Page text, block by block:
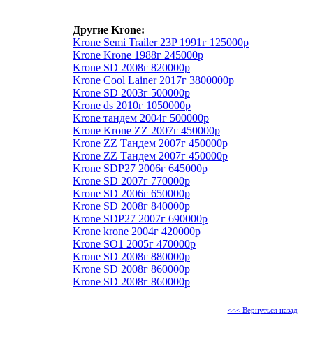
Другие Krone:
Krone Semi Trailer 23P 1991г 125000р
Krone Krone 1988г 245000р
Krone SD 2008г 820000р
Krone Cool Lainer 2017г 3800000р
Krone SD 2003г 500000р
Krone ds 2010г 1050000р
Krone тандем 2004г 500000р
Krone Krone ZZ 2007г 450000р
Krone ZZ Тандем 2007г 450000р
Krone ZZ Тандем 2007г 450000р
Krone SDP27 2006г 645000р
Krone SD 2007г 770000р
Krone SD 2006г 650000р
Krone SD 2008г 840000р
Krone SDP27 2007г 690000р
Krone krone 2004г 420000р
Krone SO1 2005г 470000р
Krone SD 2008г 880000р
Krone SD 2008г 860000р
Krone SD 2008г 860000р
<<< Вернуться назад